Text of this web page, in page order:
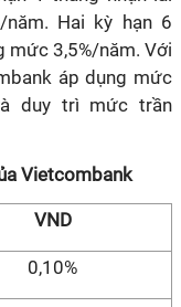
năm. Hai kỳ hạn 6
mức 3,5%/năm. Với
áp dụng mức
duy trì mức trần
Vietcombank
VND
0,10%